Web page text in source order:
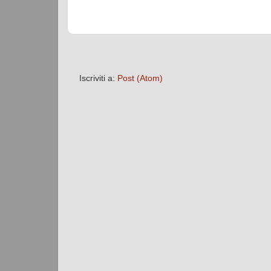
Iscriviti a: Post (Atom)